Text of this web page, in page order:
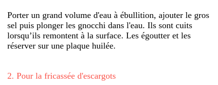
Porter un grand volume d'eau à ébullition, ajouter le gros
sel puis plonger les gnocchi dans l'eau. Ils sont cuits
lorsqu’ils remontent à la surface. Les égoutter et les
réserver sur une plaque huilée.
2. Pour la fricassée d'escargots